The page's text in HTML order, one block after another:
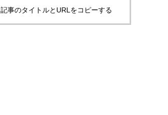
記事のタイトルとURLをコピーする